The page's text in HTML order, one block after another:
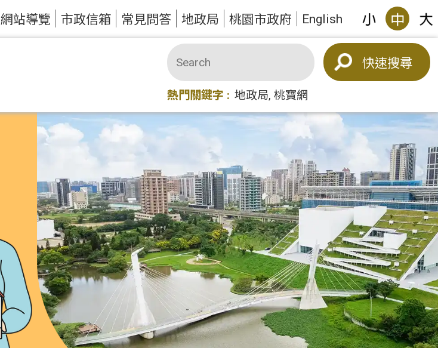
網站導覽 市政信箱 常見問答 地政局 桃園市政府 English
搜尋
熱門關鍵字 地政局 桃寶網